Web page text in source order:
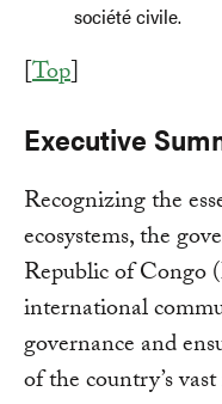
société civile.
[Top]
Executive
Recognizing the
ecosystems, the
Republic of Congo
international
governance and
of the country’s